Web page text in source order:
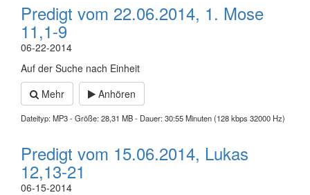
Predigt vom 22.06.2014, 1. Mose
11,1-9
06-22-2014
Auf der Suche nach Einheit
Mehr
Anhören
Dateityp: MP3 - Größe: 28,31 MB - Dauer: 30:55 Minuten (128 kbps 32000 Hz)
Predigt vom 15.06.2014, Lukas
12,13-21
06-15-2014